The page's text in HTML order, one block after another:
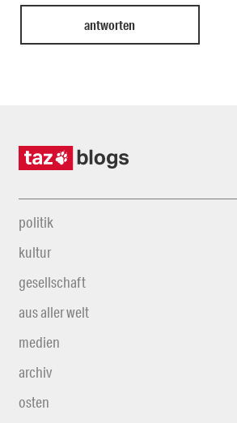
politik
kultur
gesellschaft
aus aller welt
medien
archiv
osten